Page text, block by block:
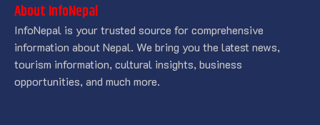
About InfoNepal
InfoNepal is your trusted source for comprehensive
information about Nepal. We bring you the latest news,
tourism information, cultural insights, business
opportunities, and much more.